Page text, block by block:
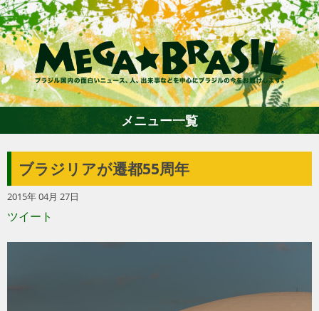
ホーム
メニュー一覧
ブラジリアが遷都55周年
2015年 04月 27日
ツイート